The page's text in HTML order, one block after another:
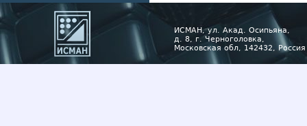
ИСМАН, ул. Акад. Осипьяна,
д. 8, г. Черноголовка,
Московская обл, 142432, Россия